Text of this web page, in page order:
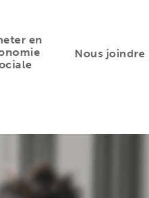
en
Nous joindre